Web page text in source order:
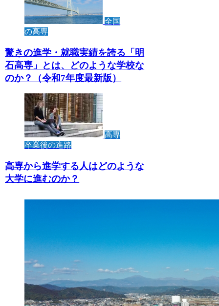
全国
の高専
驚きの進学・就職実績を誇る「明
石高専」とは、どのような学校な
のか？（令和7年度最新版）
高専
卒業後の進路
高専から進学する人はどのような
大学に進むのか？